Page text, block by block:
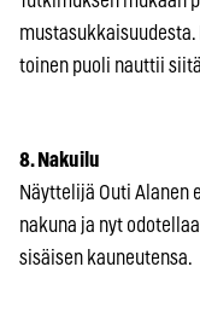
toinen puoli nauttii
8. Nakuilu
Näyttelijä Outi Alanen
nakuna ja nyt
sisäisen kauneutensa.